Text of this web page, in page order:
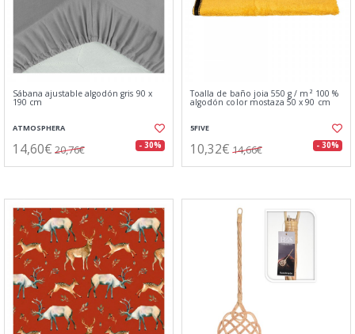
Sábana ajustable algodón gris 90 x
190 cm
ATMOSPHERA
14,60€ 20,76€ - 30%
Toalla de baño joia 550 g / m² 100 %
algodón color mostaza 50 x 90 cm
5FIVE
10,32€ 14,66€ - 30%